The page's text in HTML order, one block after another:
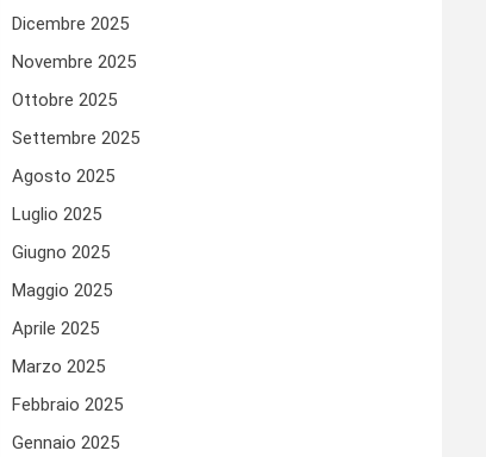
Dicembre 2025
Novembre 2025
Ottobre 2025
Settembre 2025
Agosto 2025
Luglio 2025
Giugno 2025
Maggio 2025
Aprile 2025
Marzo 2025
Febbraio 2025
Gennaio 2025